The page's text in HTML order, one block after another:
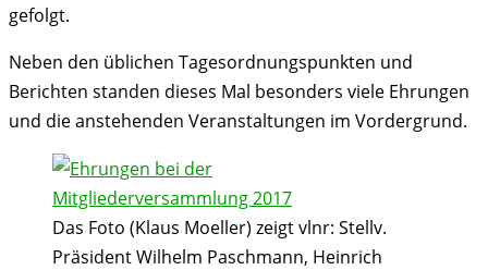
gefolgt.
Neben den üblichen Tagesordnungspunkten und
Berichten standen dieses Mal besonders viele Ehrungen
und die anstehenden Veranstaltungen im Vordergrund.
Das Foto (Klaus Moeller) zeigt vlnr: Stellv.
Präsident Wilhelm Paschmann, Heinrich